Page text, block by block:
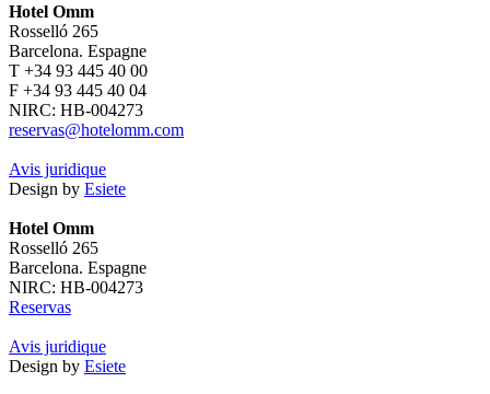
Hotel Omm
Rosselló 265
Barcelona. Espagne
T +34 93 445 40 00
F +34 93 445 40 04
NIRC: HB-004273
reservas@hotelomm.com
Avis juridique
Design by Esiete
Hotel Omm
Rosselló 265
Barcelona. Espagne
NIRC: HB-004273
Reservas
Avis juridique
Design by Esiete